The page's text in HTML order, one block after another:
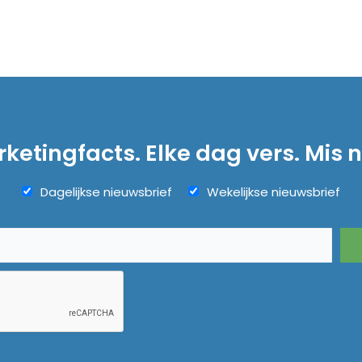
Elke dag vers. Mis
Dagelijkse nieuwsbrief Wekelijkse nieuwsbrief